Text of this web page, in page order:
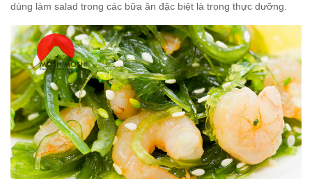
dùng làm salad trong các bữa ăn đặc biệt là trong thực dưỡng.